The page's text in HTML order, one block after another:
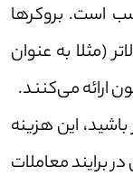
است. بروکر‌ها
(مثلا به عنوان
این هزینه
برایند معاملات